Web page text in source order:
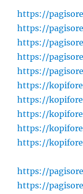
https://
https://
https://
https://
https://
https://
https://
https://
https://
https://
https://
https://